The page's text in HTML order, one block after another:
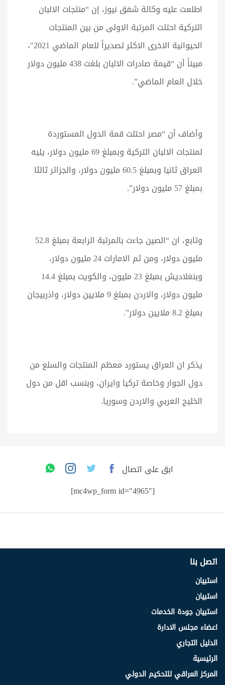
اطلعت عليه وكالة شفق نيوز، إن “منتجات الالبان
التركية احتلت المرتبة الاولى من بين المنتجات
الحيوانية الاخرى الاكثر تصديراً للعام الماضي 2021″،
مبيناً أن “قيمة صادرات الالبان بلغت 438 مليون دولار
خلال العام الماضي”.
وأضاف أن “مصر احتلت قمة الدول المستوردة
لمنتجات الالبان التركية وبمبلغ 69 مليون دولار، يليه
العراق ثانيا وبمبلغ 60.5 مليون دولار، والجزائر ثالثا
بمبلغ 57 مليون دولار”.
وتابع، ان “الصين جاءت بالمرتبة الرابعة بمبلغ 52.8
مليون دولار، ومن ثم الامارات 24 مليون دولار،
وبنغلاديش بمبلغ 23 مليون، والكويت بمبلغ 14.4
مليون دولار، والاردن بمبلغ 9 ملايين دولار، واذربيجان
بمبلغ 8.2 ملايين دولار”.
يذكر ان العراق يستورد معظم المنتجات والسلع من
دول الجوار وخاصة تركيا وايران، وبنسب اقل من دول
الخليج العربي والاردن وسوريا.
ابق على اتصال
[mc4wp_form id="4965"]
اتصل بنا
استبيان
استبيان
استبيان جودة الخدمات
اعضاء مجلس الادارة
الدليل التجاري
الرئيسية
المركز العراقي للتحكيم الدولي